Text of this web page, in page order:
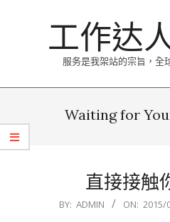
工作达
服务是我架站的宗旨，全
Menu
Waiting for
直接接触
2015-
BY: ADMIN ON: 2015/